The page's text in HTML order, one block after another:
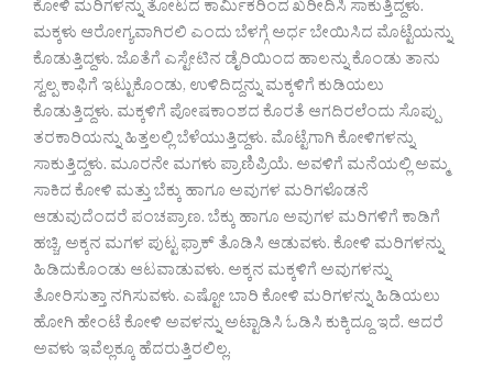
ಕೋಳಿ ಮರಿಗಳನ್ನು ತೋಟದ ಕಾರ್ಮಿಕರಿಂದ ಖರೀದಿಸಿ ಸಾಕುತ್ತಿದ್ದಳು.
ಮಕ್ಕಳು ಆರೋಗ್ಯವಾಗಿರಲಿ ಎಂದು ಬೆಳಗ್ಗೆ ಅರ್ಧ ಬೇಯಿಸಿದ ಮೊಟ್ಟೆಯನ್ನು
ಕೊಡುತ್ತಿದ್ದಳು. ಜೊತೆಗೆ ಎಸ್ಟೇಟಿನ ಡೈರಿಯಿಂದ ಹಾಲನ್ನು ಕೊಂಡು ತಾನು
ಸ್ವಲ್ಪ ಕಾಫಿಗೆ ಇಟ್ಟುಕೊಂಡು, ಉಳಿದಿದ್ದನ್ನು ಮಕ್ಕಳಿಗೆ ಕುಡಿಯಲು
ಕೊಡುತ್ತಿದ್ದಳು. ಮಕ್ಕಳಿಗೆ ಪೋಷಕಾಂಶದ ಕೊರತೆ ಆಗದಿರಲೆಂದು ಸೊಪ್ಪು
ತರಕಾರಿಯನ್ನು ಹಿತ್ತಲಲ್ಲಿ ಬೆಳೆಯುತ್ತಿದ್ದಳು. ಮೊಟ್ಟೆಗಾಗಿ ಕೋಳಿಗಳನ್ನು
ಸಾಕುತ್ತಿದ್ದಳು. ಮೂರನೇ ಮಗಳು ಪ್ರಾಣಿಪ್ರಿಯೆ. ಅವಳಿಗೆ ಮನೆಯಲ್ಲಿ ಅಮ್ಮ
ಸಾಕಿದ ಕೋಳಿ ಮತ್ತು ಬೆಕ್ಕು ಹಾಗೂ ಅವುಗಳ ಮರಿಗಳೊಡನೆ
ಆಡುವುದೆಂದರೆ ಪಂಚಪ್ರಾಣ. ಬೆಕ್ಕು ಹಾಗೂ ಅವುಗಳ ಮರಿಗಳಿಗೆ ಕಾಡಿಗೆ
ಹಚ್ಚಿ, ಅಕ್ಕನ ಮಗಳ ಪುಟ್ಟ ಫ್ರಾಕ್ ತೊಡಿಸಿ ಆಡುವಳು. ಕೋಳಿ ಮರಿಗಳನ್ನು
ಹಿಡಿದುಕೊಂಡು ಆಟವಾಡುವಳು. ಅಕ್ಕನ ಮಕ್ಕಳಿಗೆ ಅವುಗಳನ್ನು
ತೋರಿಸುತ್ತಾ ನಗಿಸುವಳು. ಎಷ್ಟೋ ಬಾರಿ ಕೋಳಿ ಮರಿಗಳನ್ನು ಹಿಡಿಯಲು
ಹೋಗಿ ಹೇಂಟೆ ಕೋಳಿ ಅವಳನ್ನು ಅಟ್ಟಾಡಿಸಿ ಓಡಿಸಿ ಕುಕ್ಕಿದ್ದೂ ಇದೆ. ಆದರೆ
ಅವಳು ಇವೆಲ್ಲಕ್ಕೂ ಹೆದರುತ್ತಿರಲಿಲ್ಲ.